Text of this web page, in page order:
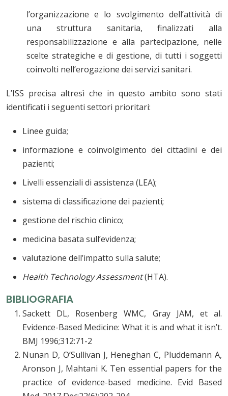
l’organizzazione e lo svolgimento dell’attività di
una struttura sanitaria, finalizzati alla
responsabilizzazione e alla partecipazione, nelle
scelte strategiche e di gestione, di tutti i soggetti
coinvolti nell’erogazione dei servizi sanitari.
L’ISS precisa altresì che in questo ambito sono stati
identificati i seguenti settori prioritari:
Linee guida;
informazione e coinvolgimento dei cittadini e dei
pazienti;
Livelli essenziali di assistenza (LEA);
sistema di classificazione dei pazienti;
gestione del rischio clinico;
medicina basata sull’evidenza;
valutazione dell’impatto sulla salute;
Health Technology Assessment(HTA).
BIBLIOGRAFIA
Sackett DL, Rosenberg WMC, Gray JAM, et al.
Evidence-Based Medicine: What it is and what it isn’t.
BMJ 1996;312:71-2
Nunan D, O’Sullivan J, Heneghan C, Pluddemann A,
Aronson J, Mahtani K. Ten essential papers for the
practice of evidence-based medicine. Evid Based